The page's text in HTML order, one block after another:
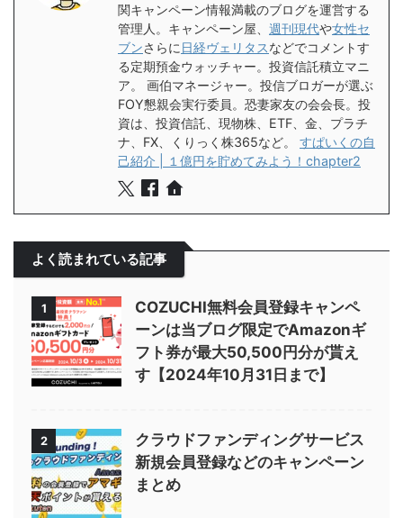
関キャンペーン情報満載のブログを運営する
管理人。キャンペーン屋、 週刊現代や女性セ
ブンさらに 日経ヴェリタスなどでコメントす
る定期預金ウォッチャー。投資信託積立マニ
ア。 画伯マネージャー。投信ブロガーが選ぶ
FOY懇親会実行委員。恐妻家友の会会長。投
資は、投資信託、現物株、ETF、金、プラチ
ナ、FX、くりっく株365など。 すぱいくの自
己紹介 | １億円を貯めてみよう！chapter2
よく読まれている記事
1
COZUCHI無料会員登録キャンペ
ーンは当ブログ限定でAmazonギ
フト券が最大50,500円分が貰え
す【2024年10月31日まで】
2
クラウドファンディングサービス
新規会員登録などのキャンペーン
まとめ